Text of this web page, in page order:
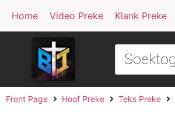
Home Video Preke Klank Preke
Front Page Hoof Preke Teks Preke